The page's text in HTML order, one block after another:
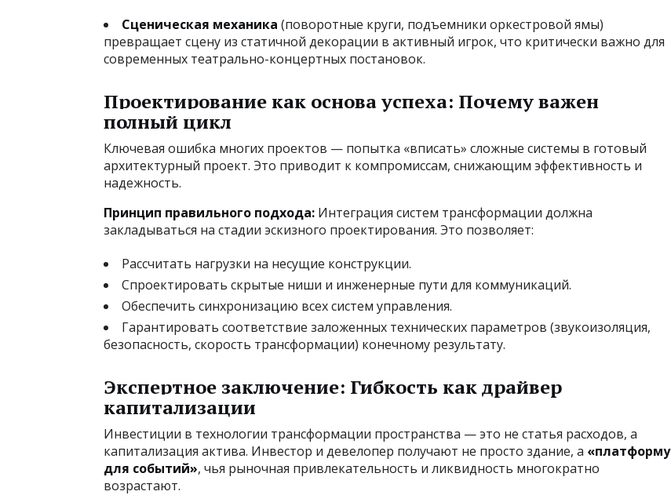
Сценическая механика (поворотные круги, подъемники оркестровой ямы)
превращает сцену из статичной декорации в активный игрок, что критически важно для
современных театрально-концертных постановок.
Проектирование как основа успеха: Почему важен
полный цикл
Ключевая ошибка многих проектов — попытка «вписать» сложные системы в готовый
архитектурный проект. Это приводит к компромиссам, снижающим эффективность и
надежность.
Принцип правильного подхода: Интеграция систем трансформации должна
закладываться на стадии эскизного проектирования. Это позволяет:
Рассчитать нагрузки на несущие конструкции.
Спроектировать скрытые ниши и инженерные пути для коммуникаций.
Обеспечить синхронизацию всех систем управления.
Гарантировать соответствие заложенных технических параметров (звукоизоляция,
безопасность, скорость трансформации) конечному результату.
Экспертное заключение: Гибкость как драйвер
капитализации
Инвестиции в технологии трансформации пространства — это не статья расходов, а
капитализация актива. Инвестор и девелопер получают не просто здание, а «платформу
для событий», чья рыночная привлекательность и ликвидность многократно
возрастают.